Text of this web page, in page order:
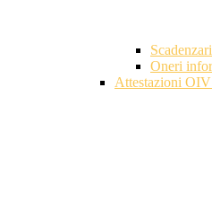
Oneri
Attestazioni OIV